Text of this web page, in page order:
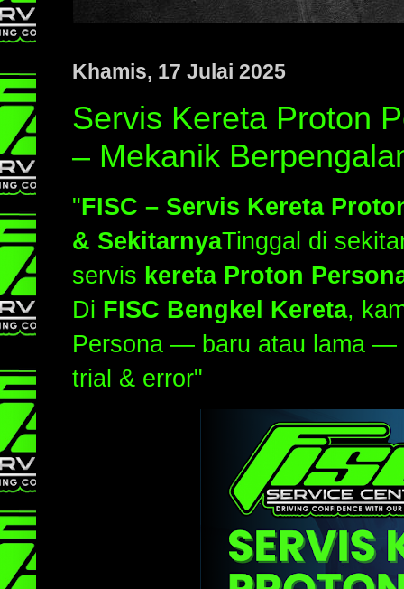
Khamis, 17 Julai 2025
Servis Kereta Proton
– Mekanik
"FISC – Servis Kereta
& SekitarnyaTinggal di
servis kereta Proton
Di FISC Bengkel Kereta,
Persona — baru atau lama
trial & error"